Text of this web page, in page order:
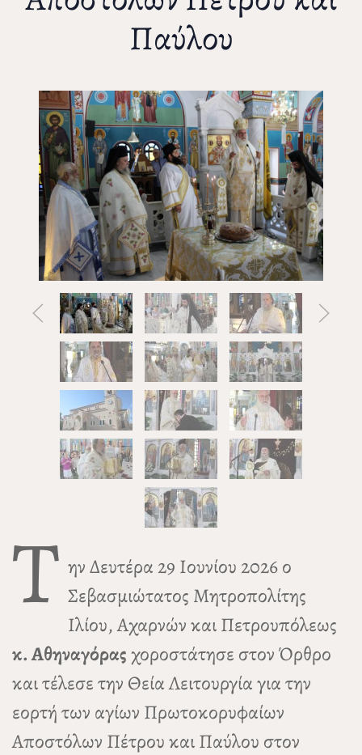
Παύλου
Τ ην Δευτέρα 29 Ιουνίου 2026 ο
Σεβασμιώτατος Μητροπολίτης
Ιλίου, Αχαρνών και Πετρουπόλεως
κ. Αθηναγόραςχοροστάτησε στον Όρθρο
και τέλεσε την Θεία Λειτουργία για την
εορτή των αγίων Πρωτοκορυφαίων
Αποστόλων Πέτρου και Παύλου στον